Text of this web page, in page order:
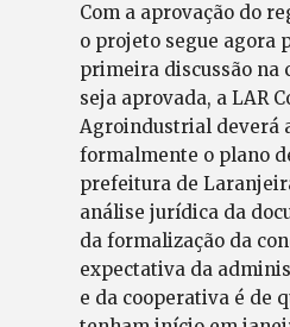
Com a aprovação do
o projeto segue agora
primeira discussão na
seja aprovada, a LAR
Agroindustrial deverá
formalmente o plano
prefeitura de
análise jurídica da
da formalização da
expectativa da
e da cooperativa é de